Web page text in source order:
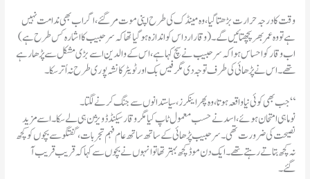
وقت کا درجہ حرارت بڑھتا گیا،وہ مینڈک کی طرح اپنی موت مر گئے،اگر اب بھی ندامت نہیں
ہے تو وہ عمر بھر پچھتائیں گے۔(وقار ارداس کو اندازہ ہو گیا تھا کہ سر حبیب کا اشارہ کس طرح ہے)
اب وقار کو احساس ہوا کہ سر حبیب نے سچ کہا ہے،اس کے والدین اسے بڑی مشکل سے پڑھا رہے
تھے۔اس نے پڑھائی کی طرف توجہ دی مگر فیس بک اور ٹویٹر کا نشہ پوری طرح نہ اُتر سکا۔
جب بھی کوئی نیا واقعہ ہوتا،وہ پھر اینکرز،سیاستدانوں سے جنگ کرنے لگتا۔“
نوماہی امتحان ہوئے،اسد نے حسب معمول ٹاپ کیا مگر وقار سیکنڈ ڈویژن ہی لے سکا۔اسے مزید
نصیحت کی ضرورت تھی۔سر حبیب پڑھائی کے ساتھ ساتھ عام فہم تجربات،گفتگو سے بچوں کو کچھ
نہ کچھ بتاتے رہتے تھے۔ایک دن موڈ کچھ بہتر تھا تو انہوں نے بچوں سے کہا کہ قریب قریب آ
گئے۔